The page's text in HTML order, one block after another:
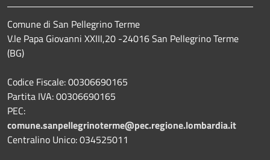
Comune di San Pellegrino Terme
V.le Papa Giovanni XXIII,20 -24016 San Pellegrino Terme
(BG)
Codice Fiscale: 00306690165
Partita IVA: 00306690165
PEC:
comune.sanpellegrinoterme@pec.regione.lombardia.it
Centralino Unico: 034525011